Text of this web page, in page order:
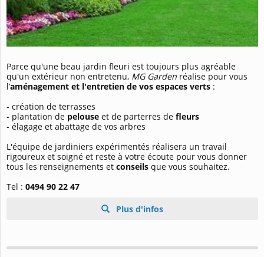
Parce qu'une beau jardin fleuri est toujours plus agréable
qu'un extérieur non entretenu, MG Garden réalise pour vous
l’aménagement et l'entretien de vos espaces verts :
- création de terrasses
- plantation de pelouse et de parterres de fleurs
- élagage et abattage de vos arbres
L'équipe de jardiniers expérimentés réalisera un travail
rigoureux et soigné et reste à votre écoute pour vous donner
tous les renseignements et conseils que vous souhaitez.
Tel : 0494 90 22 47
Plus d'infos